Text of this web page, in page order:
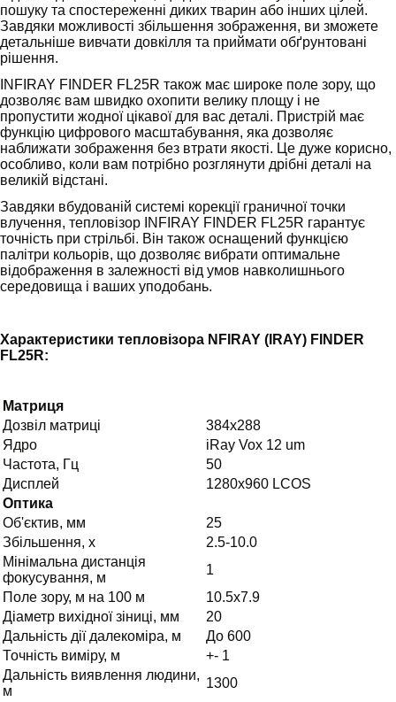
пошуку та спостереженні диких тварин або інших цілей.
Завдяки можливості збільшення зображення, ви зможете
детальніше вивчати довкілля та приймати обґрунтовані
рішення.
INFIRAY FINDER FL25R також має широке поле зору, що
дозволяє вам швидко охопити велику площу і не
пропустити жодної цікавої для вас деталі. Пристрій має
функцію цифрового масштабування, яка дозволяє
наближати зображення без втрати якості. Це дуже корисно,
особливо, коли вам потрібно розглянути дрібні деталі на
великій відстані.
Завдяки вбудованій системі корекції граничної точки
влучення, тепловізор INFIRAY FINDER FL25R гарантує
точність при стрільбі. Він також оснащений функцією
палітри кольорів, що дозволяє вибрати оптимальне
відображення в залежності від умов навколишнього
середовища і ваших уподобань.
Характеристики тепловізора NFIRAY (IRAY) FINDER
FL25R:
Матриця
Дозвіл матриці
384x288
Ядро
iRay Vox 12 um
Частота, Гц
50
Дисплей
1280x960 LCOS
Оптика
Об'єктив, мм
25
Збільшення, х
2.5-10.0
Мінімальна дистанція
фокусування, м
1
Поле зору, м на 100 м
10.5x7.9
Діаметр вихідної зіниці, мм
20
Дальність дії далекоміра, м
До 600
Точність виміру, м
+- 1
Дальність виявлення людини,
м
1300